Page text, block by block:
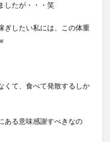
したが・・・笑
ぎしたい私には、この体重
くて、食べて発散するしか
ある意味感謝すべきなの